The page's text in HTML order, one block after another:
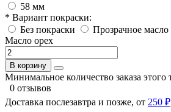
58 мм
* Вариант покраски:
Без покраски
Прозрачное масло
Масло орех
В корзину
Минимальное количество заказа этого
0 отзывов
Доставка послезавтра и позже, от 250 ₽